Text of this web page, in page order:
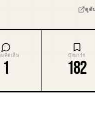
ดูต้
มคิดเห็น
1
บุ๊กมาร์ก
182